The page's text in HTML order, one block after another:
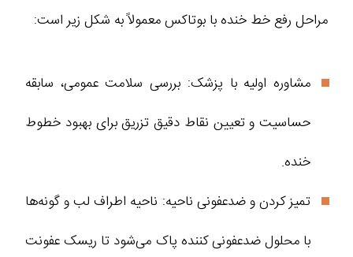
مراحل رفع خط خنده با بوتاکس معمولاً به شکل زیر است:
مشاوره اولیه با پزشک: بررسی سلامت عمومی، سابقه
حساسیت و تعیین نقاط دقیق تزریق برای بهبود خطوط
خنده.
تمیز کردن و ضدعفونی ناحیه: ناحیه اطراف لب و گونه‌ها
با محلول ضدعفونی کننده پاک می‌شود تا ریسک عفونت